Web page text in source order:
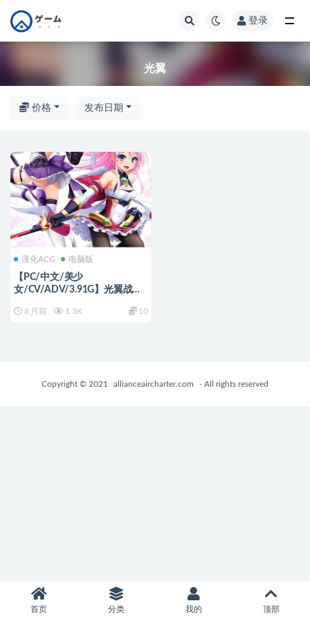
登录
光翼
价格 发布日期
漢化ACG 电脑版
【PC/中文/美少
女/CV/ADV/3.91G】光翼战姬
STEAM 中文版+美少女
8 月前 1.3K 10
Copyright © 2021 allianceaircharter.com - All rights reserved
首页 分类 我的 顶部